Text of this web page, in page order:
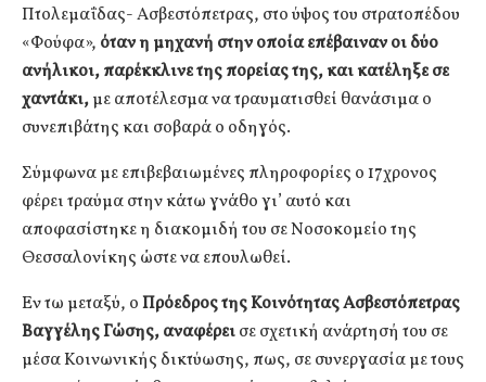
Πτολεμαΐδας- Ασβεστόπετρας, στο ύψος του στρατοπέδου
«Φούφα», όταν η μηχανή στην οποία επέβαιναν οι δύο
ανήλικοι, παρέκκλινε της πορείας της, και κατέληξε σε
χαντάκι,με αποτέλεσμα να τραυματισθεί θανάσιμα ο
συνεπιβάτης και σοβαρά ο οδηγός.
Σύμφωνα με επιβεβαιωμένες πληροφορίες ο 17χρονος
φέρει τραύμα στην κάτω γνάθο γι’ αυτό και
αποφασίστηκε η διακομιδή του σε Νοσοκομείο της
Θεσσαλονίκης ώστε να επουλωθεί.
Εν τω μεταξύ, οΠρόεδρος της Κοινότητας Ασβεστόπετρας
Βαγγέλης Γώσης, αναφέρεισε σχετική ανάρτησή του σε
μέσα Κοινωνικής δικτύωσης, πως, σε συνεργασία με τους